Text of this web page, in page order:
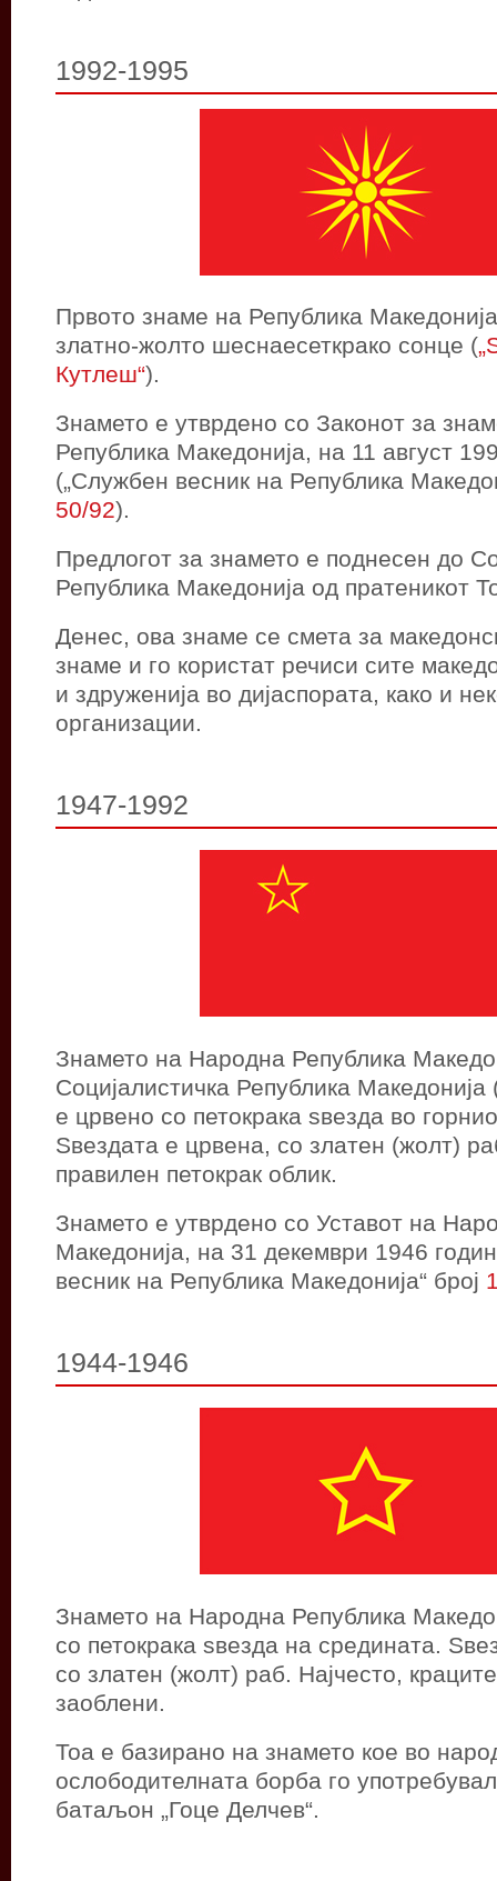
1992-1995
Првото знаме на Република
златно-жолто шеснаесеткрако сонце (
Кутлеш“).
Знамето е утврдено со Законот за
Република Македонија, на 11 август
(„Службен весник на Република
50/92).
Предлогот за знамето е поднесен до
Република Македонија од пратеникот
Денес, ова знаме се смета за
знаме и го користат речиси сите
и здруженија во дијаспората, како и
организации.
1947-1992
Знамето на Народна Република
Социјалистичка Република
е црвено со петокрака ѕвезда во
Sвездата е црвена, со златен (жолт)
правилен петокрак облик.
Знамето е утврдено со Уставот на
Македонија, на 31 декември 1946
весник на Република Македонија“ број
1944-1946
Знамето на Народна Република
со петокрака ѕвезда на средината.
со златен (жолт) раб. Најчесто,
заоблени.
Тоа е базирано на знамето кое во
ослободителната борба го
батаљон „Гоце Делчев“.